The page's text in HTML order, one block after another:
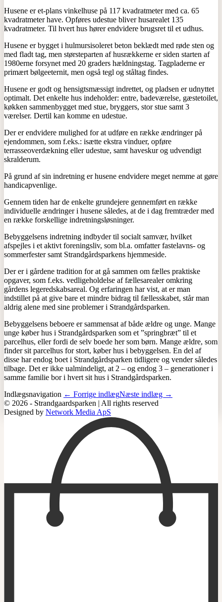
Husene er et-plans vinkelhuse på 117 kvadratmeter med ca. 65
kvadratmeter have. Opføres udestue bliver husarealet 135
kvadratmeter. Til hvert hus hører endvidere brugsret til et udhus.
Husene er bygget i hulmursisoleret beton beklædt med røde sten og
med fladt tag, men størsteparten af husrækkerne er siden starten af
1980erne forsynet med 20 graders hældningstag. Tagpladerne er
primært bølgeeternit, men også tegl og ståltag findes.
Husene er godt og hensigtsmæssigt indrettet, og pladsen er udnyttet
optimalt. Det enkelte hus indeholder: entre, badeværelse, gæstetoilet,
køkken sammenbygget med stue, bryggers, stor stue samt 3
værelser. Dertil kan komme en udestue.
Der er endvidere mulighed for at udføre en række ændringer på
ejendommen, som f.eks.: isætte ekstra vinduer, opføre
terrasseoverdækning eller udestue, samt haveskur og udvendigt
skralderum.
På grund af sin indretning er husene endvidere meget nemme at gøre
handicapvenlige.
Gennem tiden har de enkelte grundejere gennemført en række
individuelle ændringer i husene således, at de i dag fremtræder med
en række forskellige indretningsløsninger.
Bebyggelsens indretning indbyder til socialt samvær, hvilket
afspejles i et aktivt foreningsliv, som bl.a. omfatter fastelavns- og
sommerfester samt Strandgårdsparkens hjemmeside.
Der er i gårdene tradition for at gå sammen om fælles praktiske
opgaver, som f.eks. vedligeholdelse af fællesarealer omkring
gårdens legeredskabsareal. Og erfaringen har vist, at er man
indstillet på at give bare et mindre bidrag til fællesskabet, står man
aldrig alene med sine problemer i Strandgårdsparken.
Bebyggelsens beboere er sammensat af både ældre og unge. Mange
unge køber hus i Strandgårdsparken som et ”springbræt” til et
parcelhus, eller fordi de selv boede her som børn. Mange ældre, som
finder sit parcelhus for stort, køber hus i bebyggelsen. En del af
disse har endog boet i Strandgårdsparken tidligere og vender således
tilbage. Det er ikke ualmindeligt, at 2 – og endog 3 – generationer i
samme familie bor i hvert sit hus i Strandgårdsparken.
Indlægsnavigation ← Forrige indlægNæste indlæg →
© 2026 - Strandgaardsparken | All rights reserved
Designed by Network Media ApS